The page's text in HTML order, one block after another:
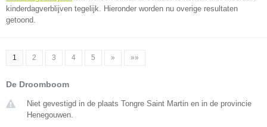
kinderdagverblijven tegelijk. Hieronder worden nu overige resultaten
getoond.
1 2 3 4 5 » »»
De Droomboom
Niet gevestigd in de plaats Tongre Saint Martin en in de provincie
Henegouwen.